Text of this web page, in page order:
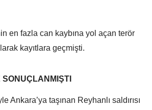
en fazla can kaybına yol açan terör
kayıtlara geçmişti.
SONUÇLANMIŞTI
Ankara’ya taşınan Reyhanlı saldırısı